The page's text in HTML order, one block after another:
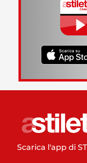
Scarica l'app di